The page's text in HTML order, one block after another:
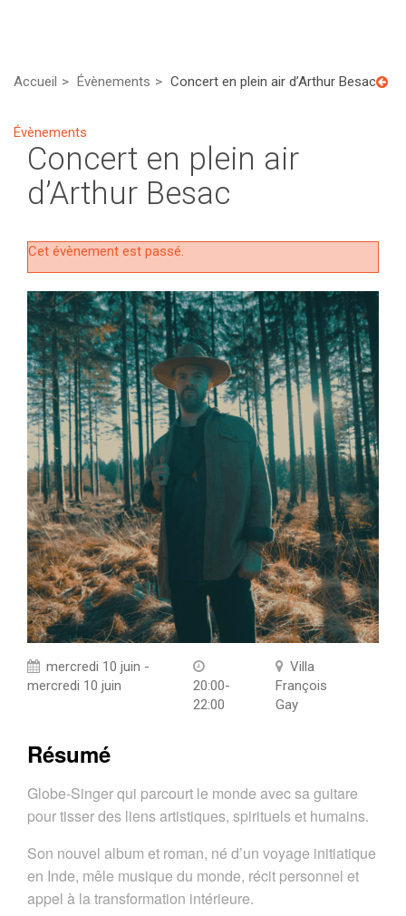
Accueil Évènements Concert en plein air d’Arthur Besac
Évènements
Concert en plein air
d’Arthur Besac
Cet évènement est passé.
mercredi 10 juin -
mercredi 10 juin
20:00-
22:00
Villa
François
Gay
Résumé
Globe-Singer qui parcourt le monde avec sa guitare
pour tisser des liens artistiques, spirituels et humains.
Son nouvel album et roman, né d’un voyage initiatique
en Inde, mêle musique du monde, récit personnel et
appel à la transformation intérieure.